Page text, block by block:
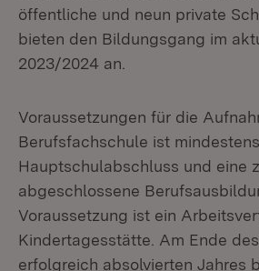
öffentliche und neun private
bieten den Bildungsgang im
2023/2024 an.
Voraussetzungen für die
Berufsfachschule ist
Hauptschulabschluss und eine
abgeschlossene
Voraussetzung ist ein
Kindertagesstätte. Am Ende
erfolgreich absolvierten Jahres